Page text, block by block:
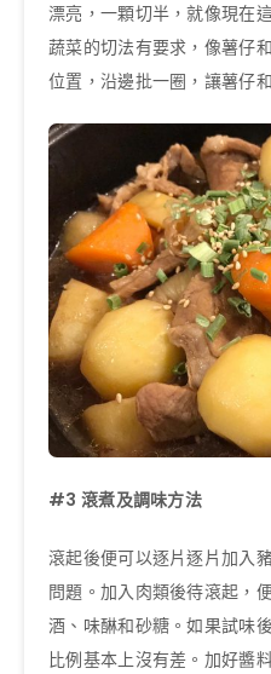
漂亮，一顆切半，就像現在
蔬菜的切法有要求，像薯仔
位置，沿邊批一圈，讓薯仔
#3 滾煮及調味方法
滾起後便可以逐片逐片加入
問題。加入肉類後待滾起，
酒、味醂和砂糖。如果試味
比例基本上沒有差。加好醬